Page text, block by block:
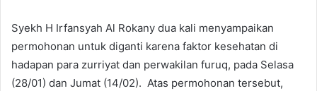
Syekh H Irfansyah Al Rokany dua kali menyampaikan
permohonan untuk diganti karena faktor kesehatan di
hadapan para zurriyat dan perwakilan furuq, pada Selasa
(28/01) dan Jumat (14/02). Atas permohonan tersebut,